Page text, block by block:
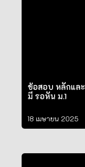
ข้อสอบ หลักแล
มี รอหัน ม.1
18 เมษายน 2025